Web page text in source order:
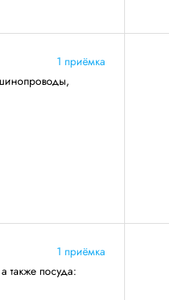
1 приёмка
1 приёмка
также посуда: